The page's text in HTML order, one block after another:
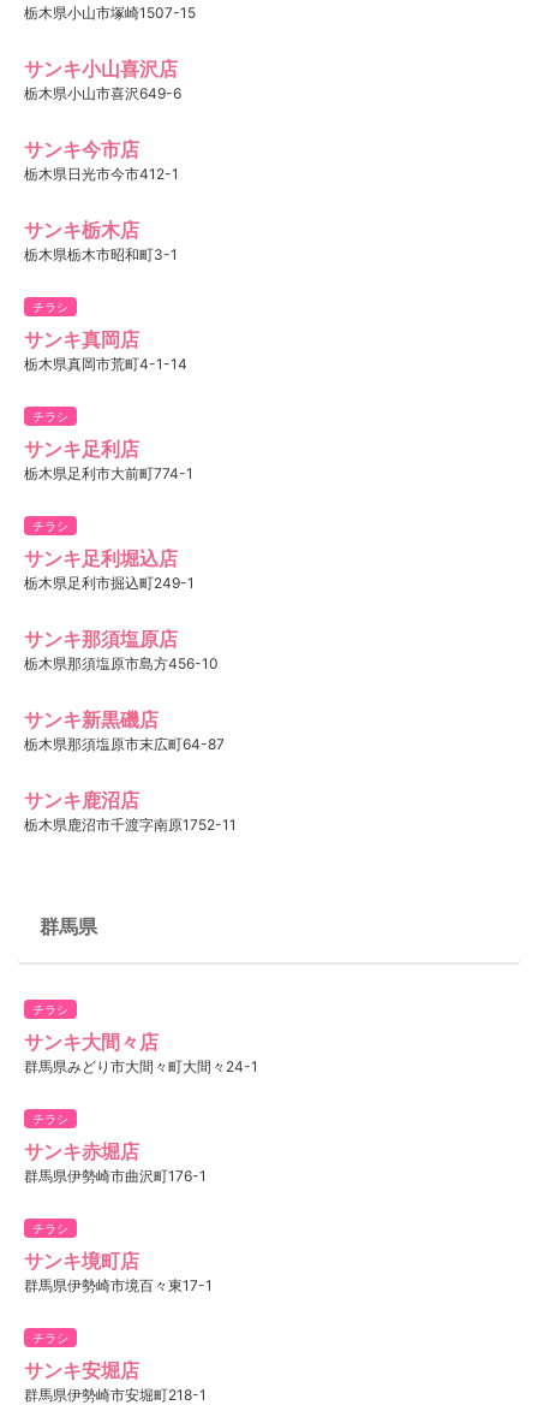
栃木県小山市塚崎1507-15
サンキ小山喜沢店
栃木県小山市喜沢649-6
サンキ今市店
栃木県日光市今市412-1
サンキ栃木店
栃木県栃木市昭和町3-1
チラシ
サンキ真岡店
栃木県真岡市荒町4-1-14
チラシ
サンキ足利店
栃木県足利市大前町774-1
チラシ
サンキ足利堀込店
栃木県足利市掘込町249-1
サンキ那須塩原店
栃木県那須塩原市島方456-10
サンキ新黒磯店
栃木県那須塩原市末広町64-87
サンキ鹿沼店
栃木県鹿沼市千渡字南原1752-11
群馬県
チラシ
サンキ大間々店
群馬県みどり市大間々町大間々24-1
チラシ
サンキ赤堀店
群馬県伊勢崎市曲沢町176-1
チラシ
サンキ境町店
群馬県伊勢崎市境百々東17-1
チラシ
サンキ安堀店
群馬県伊勢崎市安堀町218-1